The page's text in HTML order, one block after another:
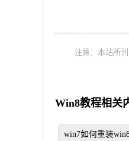
注意：本站所
Win8教程相关
win7如何重装